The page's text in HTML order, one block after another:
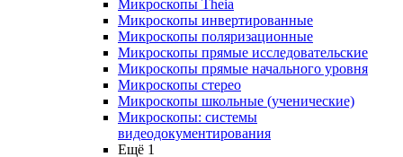
Микроскопы Theia
Микроскопы инвертированные
Микроскопы поляризационные
Микроскопы прямые исследовательские
Микроскопы прямые начального уровня
Микроскопы стерео
Микроскопы школьные (ученические)
Микроскопы: системы
видеодокументирования
Ещё 1